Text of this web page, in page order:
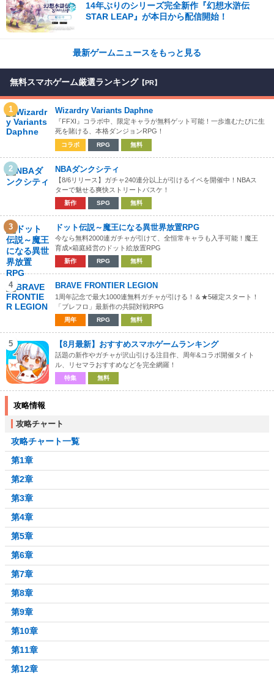
14年ぶりのシリーズ完全新作『幻想水滸伝
STAR LEAP』が本日から配信開始！
最新ゲームニュースをもっと見る
無料スマホゲーム厳選ランキング 【PR】
1 Wizardry Variants Daphne
『FFXI』コラボ中、限定キャラが無料ゲット可能！一歩進むたびに生
死を賭ける、本格ダンジョンRPG！
コラボ RPG 無料
2 NBAダンクシティ
【8/6リリース】ガチャ240連分以上が引けるイベを開催中！NBAス
ターで魅せる爽快ストリートバスケ！
新作 SPG 無料
3 ドット伝説～魔王になる異世界放置RPG
今なら無料2000連ガチャが引けて、全恒常キャラも入手可能！魔王
育成×箱庭経営のドット絵放置RPG
新作 RPG 無料
4 BRAVE FRONTIER LEGION
1周年記念で最大1000連無料ガチャが引ける！＆★5確定スタート！
「ブレフロ」最新作の共闘対戦RPG
周年 RPG 無料
5 【8月最新】おすすめスマホゲームランキング
話題の新作やガチャが沢山引ける注目作、周年&コラボ開催タイト
ル、リセマラおすすめなどを完全網羅！
特集 無料
攻略情報
攻略チャート
攻略チャート一覧
第1章
第2章
第3章
第4章
第5章
第6章
第7章
第8章
第9章
第10章
第11章
第12章